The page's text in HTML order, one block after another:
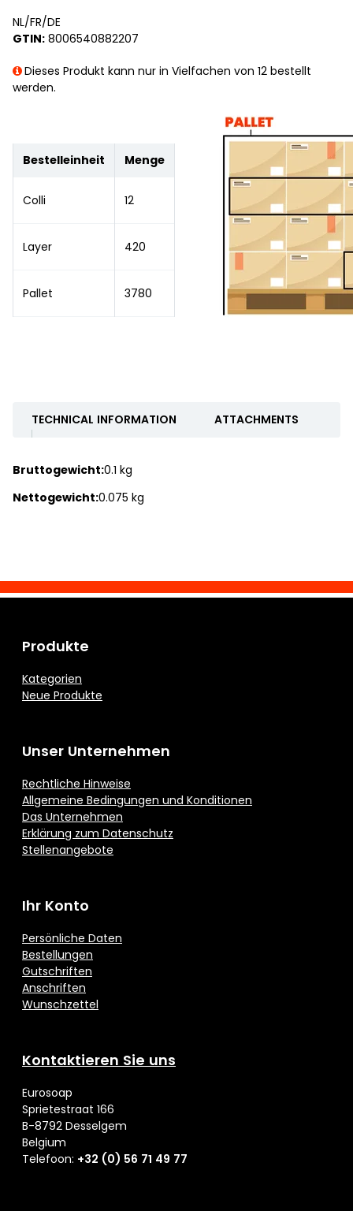
NL/FR/DE
GTIN: 8006540882207
Dieses Produkt kann nur in Vielfachen von 12 bestellt
werden.
Bestelleinheit Menge
Colli 12
Layer 420
Pallet 3780
TECHNICAL INFORMATION ATTACHMENTS
Bruttogewicht:0.1 kg
Nettogewicht:0.075 kg
Produkte
Kategorien
Neue Produkte
Unser Unternehmen
Rechtliche Hinweise
Allgemeine Bedingungen und Konditionen
Das Unternehmen
Erklärung zum Datenschutz
Stellenangebote
Ihr Konto
Persönliche Daten
Bestellungen
Gutschriften
Anschriften
Wunschzettel
Kontaktieren Sie uns
Eurosoap
Sprietestraat 166
B-8792 Desselgem
Belgium
Telefoon: +32 (0) 56 71 49 77